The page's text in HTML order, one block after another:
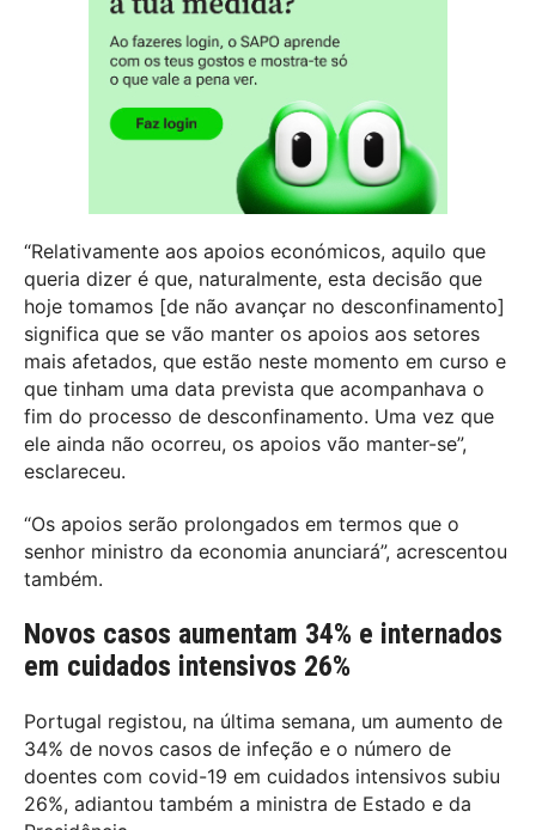
“Relativamente aos apoios económicos, aquilo que
queria dizer é que, naturalmente, esta decisão que
hoje tomamos [de não avançar no desconfinamento]
significa que se vão manter os apoios aos setores
mais afetados, que estão neste momento em curso e
que tinham uma data prevista que acompanhava o
fim do processo de desconfinamento. Uma vez que
ele ainda não ocorreu, os apoios vão manter-se”,
esclareceu.
“Os apoios serão prolongados em termos que o
senhor ministro da economia anunciará”, acrescentou
também.
Novos casos aumentam 34% e internados
em cuidados intensivos 26%
Portugal registou, na última semana, um aumento de
34% de novos casos de infeção e o número de
doentes com covid-19 em cuidados intensivos subiu
26%, adiantou também a ministra de Estado e da